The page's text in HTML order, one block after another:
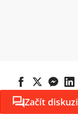
Začít diskuzi